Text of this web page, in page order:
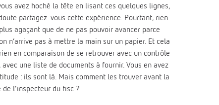
avez hoché la tête en lisant ces quelques lignes,
partagez-vous cette expérience. Pourtant, rien
agaçant que de ne pas pouvoir avancer parce
n’arrive pas à mettre la main sur un papier. Et cela
en comparaison de se retrouver avec un contrôle
avec une liste de documents à fournir. Vous en avez
: ils sont là. Mais comment les trouver avant la
de l’inspecteur du fisc ?